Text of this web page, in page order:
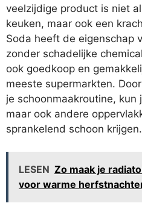
veelzijdige product is niet
keuken, maar ook een
Soda heeft de eigenschap
zonder schadelijke
ook goedkoop en
meeste supermarkten.
je schoonmaakroutine, kun
maar ook andere
sprankelend schoon krijgen.
LESEN Zo maak je
voor warme